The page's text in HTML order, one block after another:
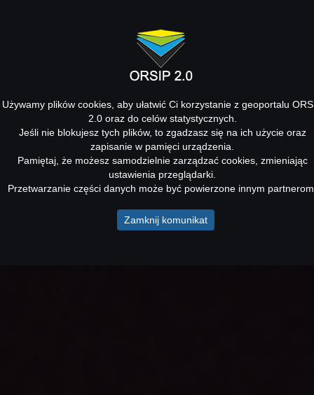
Używamy plików cookies, aby ułatwić Ci korzystanie z geoportalu
2.0 oraz do celów statystycznych.
Jeśli nie blokujesz tych plików, to zgadzasz się na ich użycie oraz
zapisanie w pamięci urządzenia.
Pamiętaj, że możesz samodzielnie zarządzać cookies, zmieniając
ustawienia przeglądarki.
Przetwarzanie części danych może być powierzone innym
Zamknij komunikat